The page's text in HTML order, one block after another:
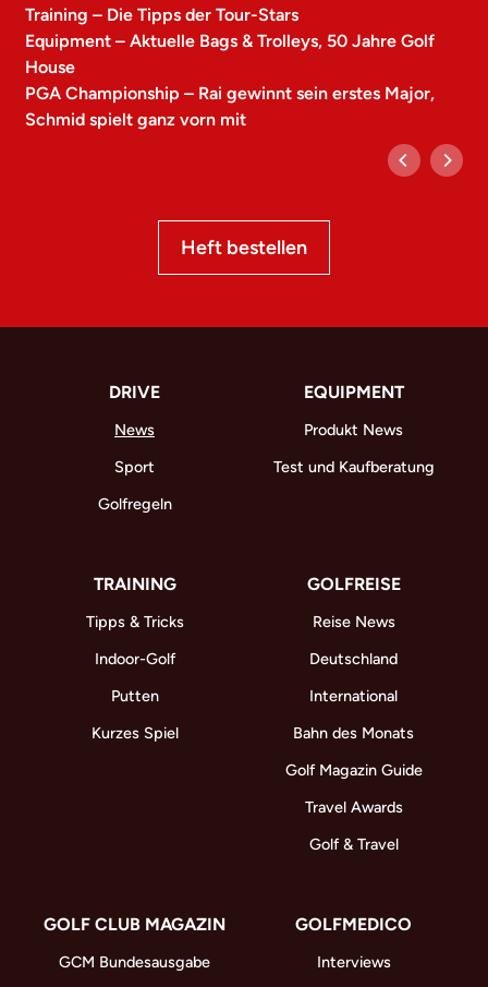
Training – Die Tipps der Tour-Stars
Equipment – Aktuelle Bags & Trolleys, 50 Jahre Golf
House
PGA Championship – Rai gewinnt sein erstes Major,
Schmid spielt ganz vorn mit
Heft bestellen
DRIVE
News
Sport
Golfregeln
EQUIPMENT
Produkt News
Test und Kaufberatung
TRAINING
Tipps & Tricks
Indoor-Golf
Putten
Kurzes Spiel
GOLFREISE
Reise News
Deutschland
International
Bahn des Monats
Golf Magazin Guide
Travel Awards
Golf & Travel
GOLF CLUB MAGAZIN
GCM Bundesausgabe
GOLFMEDICO
Interviews